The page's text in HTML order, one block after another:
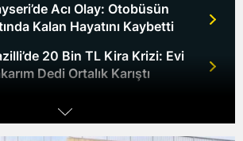
Acı Olay: Otobüsün
Altında Kalan Hayatını Kaybetti
20 Bin TL Kira Krizi: Evi
Dedi Ortalık Karıştı
Öldürüp İntihar Etti